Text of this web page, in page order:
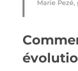
Marie